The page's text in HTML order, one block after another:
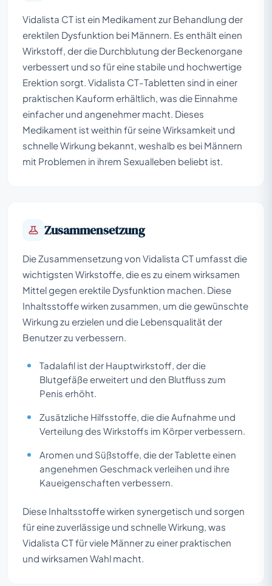
Vidalista CT ist ein Medikament zur Behandlung der
erektilen Dysfunktion bei Männern. Es enthält einen
Wirkstoff, der die Durchblutung der Beckenorgane
verbessert und so für eine stabile und hochwertige
Erektion sorgt. Vidalista CT-Tabletten sind in einer
praktischen Kauform erhältlich, was die Einnahme
einfacher und angenehmer macht. Dieses
Medikament ist weithin für seine Wirksamkeit und
schnelle Wirkung bekannt, weshalb es bei Männern
mit Problemen in ihrem Sexualleben beliebt ist.
Zusammensetzung
Die Zusammensetzung von Vidalista CT umfasst die
wichtigsten Wirkstoffe, die es zu einem wirksamen
Mittel gegen erektile Dysfunktion machen. Diese
Inhaltsstoffe wirken zusammen, um die gewünschte
Wirkung zu erzielen und die Lebensqualität der
Benutzer zu verbessern.
Tadalafil ist der Hauptwirkstoff, der die
Blutgefäße erweitert und den Blutfluss zum
Penis erhöht.
Zusätzliche Hilfsstoffe, die die Aufnahme und
Verteilung des Wirkstoffs im Körper verbessern.
Aromen und Süßstoffe, die der Tablette einen
angenehmen Geschmack verleihen und ihre
Kaueigenschaften verbessern.
Diese Inhaltsstoffe wirken synergetisch und sorgen
für eine zuverlässige und schnelle Wirkung, was
Vidalista CT für viele Männer zu einer praktischen
und wirksamen Wahl macht.